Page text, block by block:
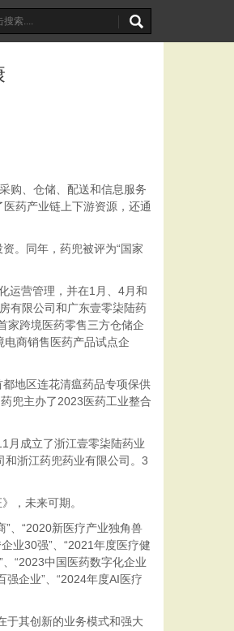
购、仓储、配送和信息服务
药产业链上下游资源，还通
。同年，药兜被评为“国家
运营管理，并在1月、4月和
有限公司和广东壹零柒陆药
家跨境医药零售三方仓储企
电商销售医药产品试点企
地区连花清瘟药品专项保供
兜主办了2023医药工业整合
月成立了浙江壹零柒陆药业
浙江药兜药业有限公司。3
，未来可期。
、“2020新医疗产业独角兽
业30强”、“2021年度医疗健
“2023中国医药数字化企业
强企业”、“2024年度AI医疗
其创新的业务模式和强大